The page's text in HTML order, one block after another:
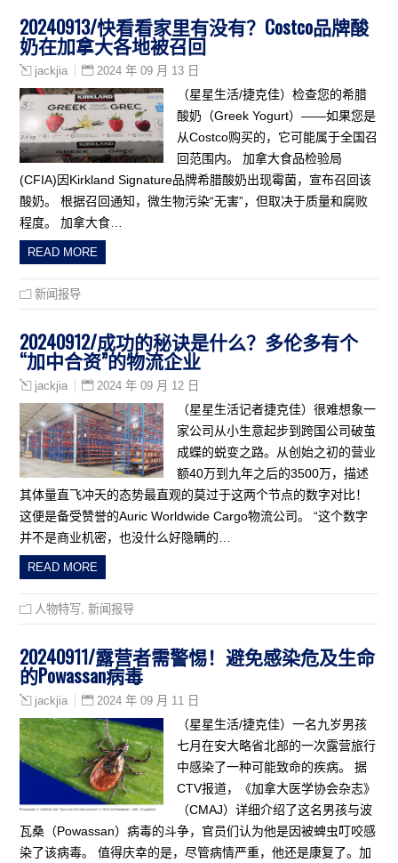
20240913/快看看家里有没有？Costco品牌酸
奶在加拿大各地被召回
jackjia 2024 年 09 月 13 日
（星星生活/捷克佳）检查您的希腊
酸奶（Greek Yogurt）——如果您是
从Costco购买的，它可能属于全国召
回范围内。 加拿大食品检验局
(CFIA)因Kirkland Signature品牌希腊酸奶出现霉菌，宣布召回该
酸奶。 根据召回通知，微生物污染“无害”，但取决于质量和腐败
程度。 加拿大食…
READ MORE
新闻报导
20240912/成功的秘诀是什么？多伦多有个
“加中合资”的物流企业
jackjia 2024 年 09 月 12 日
（星星生活记者捷克佳）很难想象一
家公司从小生意起步到跨国公司破茧
成蝶的蜕变之路。从创始之初的营业
额40万到九年之后的3500万，描述
其体量直飞冲天的态势最直观的莫过于这两个节点的数字对比！
这便是备受赞誉的Auric Worldwide Cargo物流公司。 “这个数字
并不是商业机密，也没什么好隐瞒的…
READ MORE
人物特写 ,新闻报导
20240911/露营者需警惕！避免感染危及生命
的Powassan病毒
jackjia 2024 年 09 月 11 日
（星星生活/捷克佳）一名九岁男孩
七月在安大略省北部的一次露营旅行
中感染了一种可能致命的疾病。 据
CTV报道，《加拿大医学协会杂志》
（CMAJ）详细介绍了这名男孩与波
瓦桑（Powassan）病毒的斗争，官员们认为他是因被蜱虫叮咬感
染了该病毒。 值得庆幸的是，尽管病情严重，他还是康复了。加